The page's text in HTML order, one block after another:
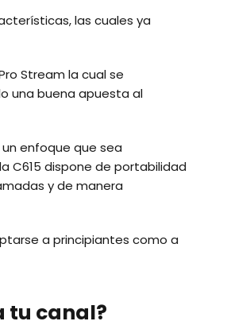
las cuales ya
Stream la cual se
una buena apuesta al
enfoque que sea
C615 dispone de portabilidad
y de manera
a principiantes como a
tu canal?